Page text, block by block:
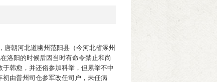
唐朝河北道幽州范阳县（今河北省涿州
洛阳的时候后因当时有命令禁止和尚
韩愈，并还俗参加科举，但累举不中
由普州司仓参军改任司户，未任病